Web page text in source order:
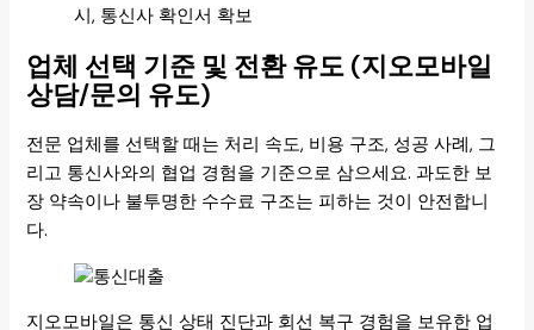
시, 통신사 확인서 확보
업체 선택 기준 및 전환 유도 (지오모바일
상담/문의 유도)
전문 업체를 선택할 때는 처리 속도, 비용 구조, 성공 사례, 그
리고 통신사와의 협업 경험을 기준으로 삼으세요. 과도한 보
장 약속이나 불투명한 수수료 구조는 피하는 것이 안전합니
다.
지오모바일은 통신 상태 진단과 회선 복구 경험을 보유한 업